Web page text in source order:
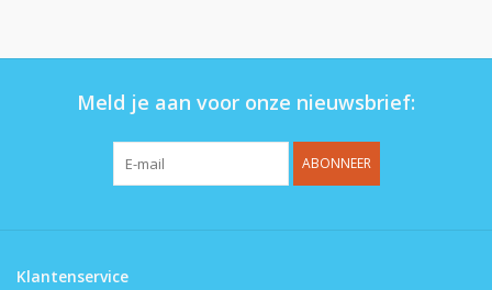
Meld je aan voor onze nieuwsbrief:
ABONNEER
Klantenservice